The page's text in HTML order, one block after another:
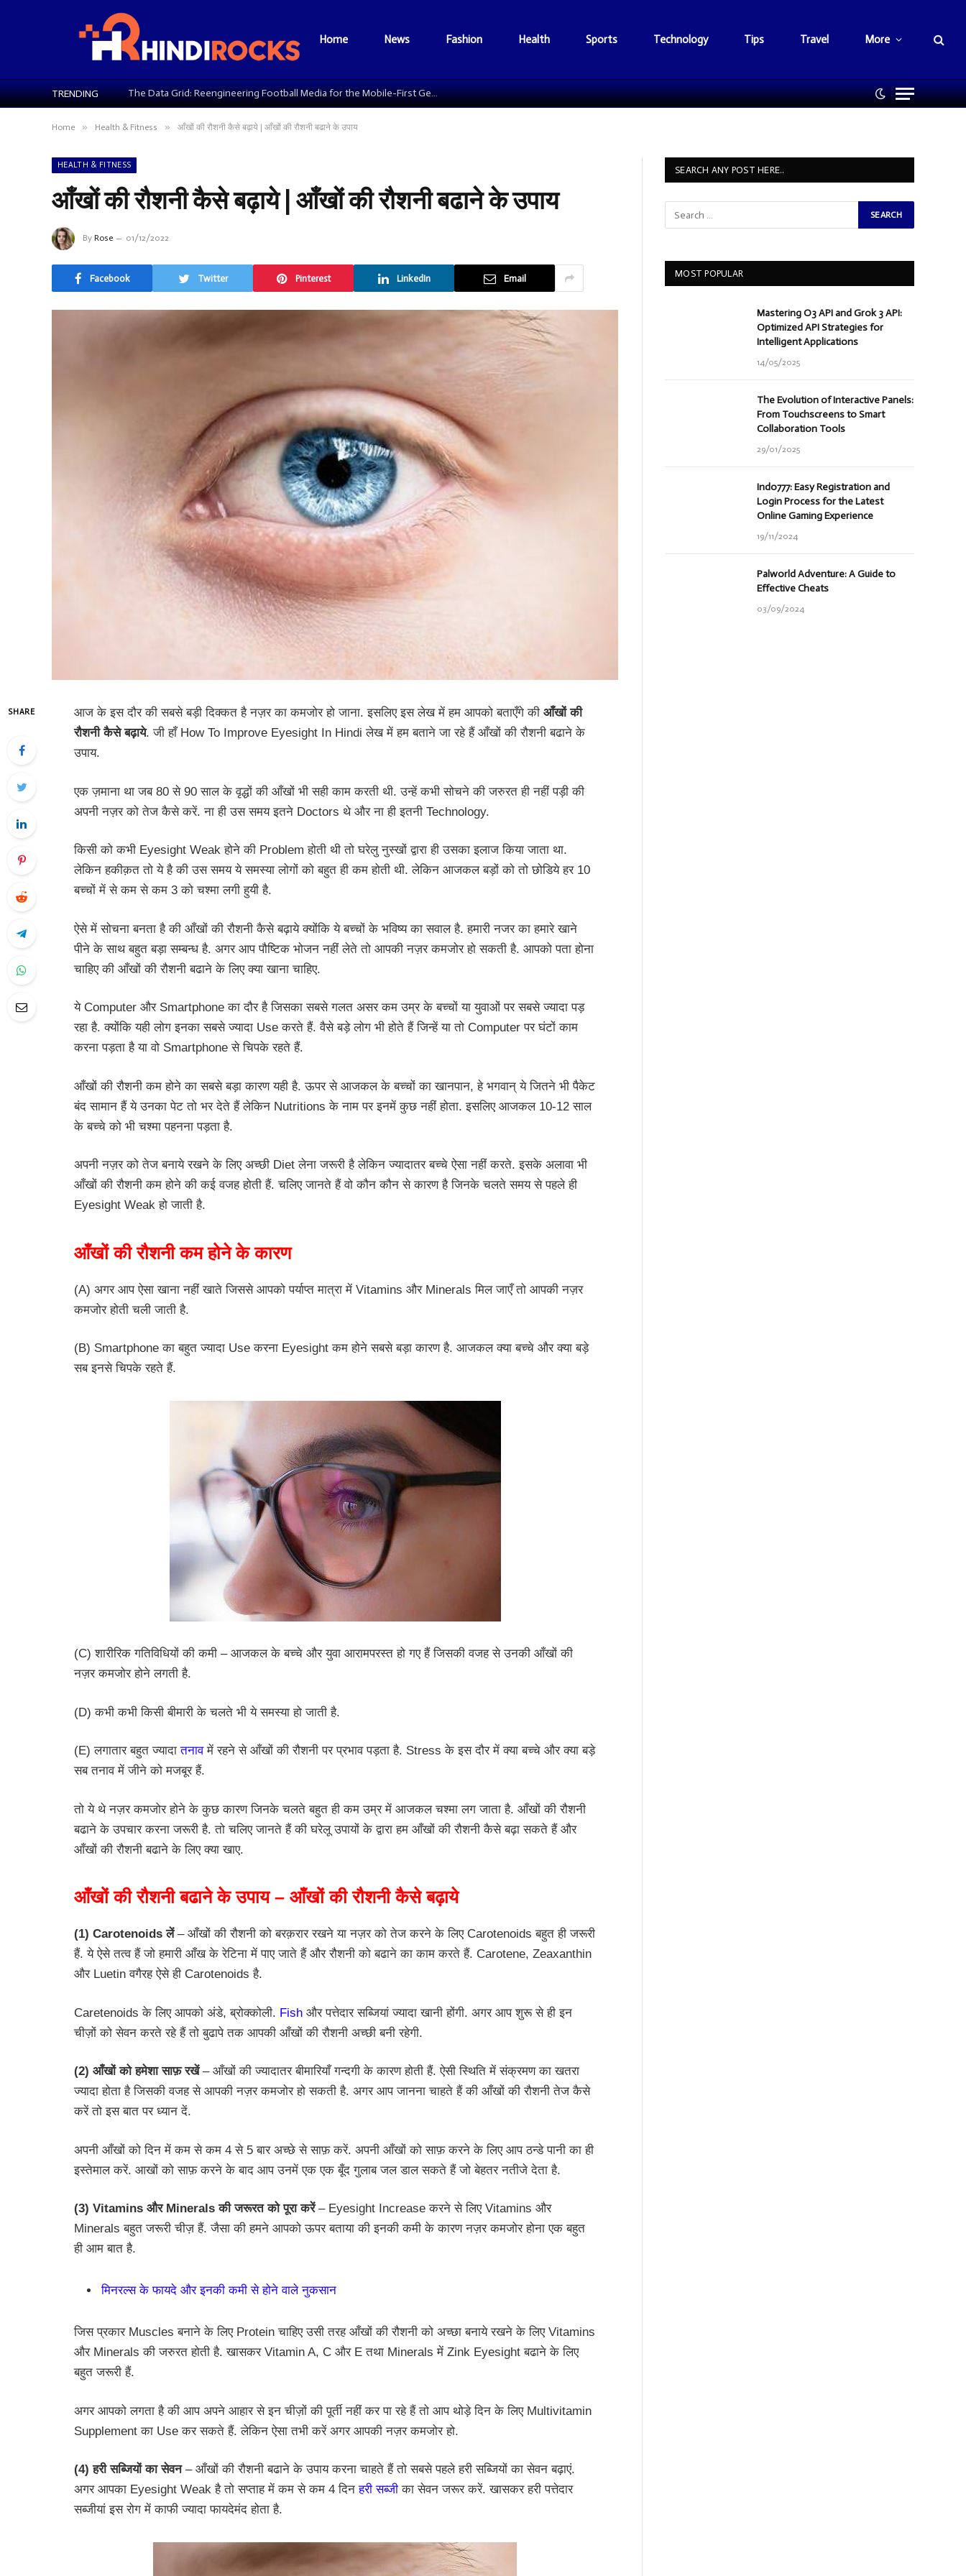
Home News Fashion Health Sports Technology Tips Travel More
TRENDING The Data Grid: Reengineering Football Media for the Mobile-First Generation
Home » Health & Fitness » आँखों की रौशनी कैसे बढ़ाये | आँखों की रौशनी बढाने के उपाय
HEALTH & FITNESS
आँखों की रौशनी कैसे बढ़ाये | आँखों की रौशनी बढाने के उपाय
By Rose 01/12/2022
Facebook Twitter Pinterest LinkedIn Email
SHARE आज के इस दौर की सबसे बड़ी दिक्कत है नज़र का कमजोर हो जाना. इसलिए इस लेख में हम आपको बताएँगे की आँखों की
रौशनी कैसे बढ़ाये. जी हाँ How To Improve Eyesight In Hindi लेख में हम बताने जा रहे हैं आँखों की रौशनी बढाने के
उपाय.
एक ज़माना था जब 80 से 90 साल के वृद्धों की आँखों भी सही काम करती थी. उन्हें कभी सोचने की जरुरत ही नहीं पड़ी की
अपनी नज़र को तेज कैसे करें. ना ही उस समय इतने Doctors थे और ना ही इतनी Technology.
किसी को कभी Eyesight Weak होने की Problem होती थी तो घरेलु नुस्खों द्वारा ही उसका इलाज किया जाता था.
लेकिन हकीक़त तो ये है की उस समय ये समस्या लोगों को बहुत ही कम होती थी. लेकिन आजकल बड़ों को तो छोडिये हर 10
बच्चों में से कम से कम 3 को चश्मा लगी हुयी है.
ऐसे में सोचना बनता है की आँखों की रौशनी कैसे बढ़ाये क्योंकि ये बच्चों के भविष्य का सवाल है. हमारी नजर का हमारे खाने
पीने के साथ बहुत बड़ा सम्बन्ध है. अगर आप पौष्टिक भोजन नहीं लेते तो आपकी नज़र कमजोर हो सकती है. आपको पता होना
चाहिए की आँखों की रौशनी बढाने के लिए क्या खाना चाहिए.
ये Computer और Smartphone का दौर है जिसका सबसे गलत असर कम उम्र के बच्चों या युवाओं पर सबसे ज्यादा पड़
रहा है. क्योंकि यही लोग इनका सबसे ज्यादा Use करते हैं. वैसे बड़े लोग भी होते हैं जिन्हें या तो Computer पर घंटों काम
करना पड़ता है या वो Smartphone से चिपके रहते हैं.
आँखों की रौशनी कम होने का सबसे बड़ा कारण यही है. ऊपर से आजकल के बच्चों का खानपान, हे भगवान् ये जितने भी पैकेट
बंद सामान हैं ये उनका पेट तो भर देते हैं लेकिन Nutritions के नाम पर इनमें कुछ नहीं होता. इसलिए आजकल 10-12 साल
के बच्चे को भी चश्मा पहनना पड़ता है.
अपनी नज़र को तेज बनाये रखने के लिए अच्छी Diet लेना जरूरी है लेकिन ज्यादातर बच्चे ऐसा नहीं करते. इसके अलावा भी
आँखों की रौशनी कम होने की कई वजह होती हैं. चलिए जानते हैं वो कौन कौन से कारण है जिनके चलते समय से पहले ही
Eyesight Weak हो जाती है.
आँखों की रौशनी कम होने के कारण
(A) अगर आप ऐसा खाना नहीं खाते जिससे आपको पर्याप्त मात्रा में Vitamins और Minerals मिल जाएँ तो आपकी नज़र
कमजोर होती चली जाती है.
(B) Smartphone का बहुत ज्यादा Use करना Eyesight कम होने सबसे बड़ा कारण है. आजकल क्या बच्चे और क्या बड़े
सब इनसे चिपके रहते हैं.
(C) शारीरिक गतिविधियों की कमी – आजकल के बच्चे और युवा आरामपरस्त हो गए हैं जिसकी वजह से उनकी आँखों की
नज़र कमजोर होने लगती है.
(D) कभी कभी किसी बीमारी के चलते भी ये समस्या हो जाती है.
(E) लगातार बहुत ज्यादातनावमें रहने से आँखों की रौशनी पर प्रभाव पड़ता है. Stress के इस दौर में क्या बच्चे और क्या बड़े
सब तनाव में जीने को मजबूर हैं.
तो ये थे नज़र कमजोर होने के कुछ कारण जिनके चलते बहुत ही कम उम्र में आजकल चश्मा लग जाता है. आँखों की रौशनी
बढाने के उपचार करना जरूरी है. तो चलिए जानते हैं की घरेलू उपायों के द्वारा हम आँखों की रौशनी कैसे बढ़ा सकते हैं और
आँखों की रौशनी बढाने के लिए क्या खाए.
आँखों की रौशनी बढाने के उपाय – आँखों की रौशनी कैसे बढ़ाये
(1) Carotenoids लें– आँखों की रौशनी को बरक़रार रखने या नज़र को तेज करने के लिए Carotenoids बहुत ही जरूरी
हैं. ये ऐसे तत्व हैं जो हमारी आँख के रेटिना में पाए जाते हैं और रौशनी को बढाने का काम करते हैं. Carotene, Zeaxanthin
और Luetin वगैरह ऐसे ही Carotenoids है.
Caretenoids के लिए आपको अंडे, ब्रोक्कोली. Fish और पत्तेदार सब्जियां ज्यादा खानी होंगी. अगर आप शुरू से ही इन
चीज़ों को सेवन करते रहे हैं तो बुढापे तक आपकी आँखों की रौशनी अच्छी बनी रहेगी.
(2) आँखों को हमेशा साफ़ रखें– आँखों की ज्यादातर बीमारियाँ गन्दगी के कारण होती हैं. ऐसी स्थिति में संक्रमण का खतरा
ज्यादा होता है जिसकी वजह से आपकी नज़र कमजोर हो सकती है. अगर आप जानना चाहते हैं की आँखों की रौशनी तेज कैसे
करें तो इस बात पर ध्यान दें.
अपनी आँखों को दिन में कम से कम 4 से 5 बार अच्छे से साफ़ करें. अपनी आँखों को साफ़ करने के लिए आप ठन्डे पानी का ही
इस्तेमाल करें. आखों को साफ़ करने के बाद आप उनमें एक एक बूँद गुलाब जल डाल सकते हैं जो बेहतर नतीजे देता है.
(3) Vitamins और Minerals की जरूरत को पूरा करें– Eyesight Increase करने से लिए Vitamins और
Minerals बहुत जरूरी चीज़ हैं. जैसा की हमने आपको ऊपर बताया की इनकी कमी के कारण नज़र कमजोर होना एक बहुत
ही आम बात है.
मिनरल्स के फायदे और इनकी कमी से होने वाले नुकसान
जिस प्रकार Muscles बनाने के लिए Protein चाहिए उसी तरह आँखों की रौशनी को अच्छा बनाये रखने के लिए Vitamins
और Minerals की जरुरत होती है. खासकर Vitamin A, C और E तथा Minerals में Zink Eyesight बढाने के लिए
बहुत जरूरी हैं.
अगर आपको लगता है की आप अपने आहार से इन चीज़ों की पूर्ती नहीं कर पा रहे हैं तो आप थोड़े दिन के लिए Multivitamin
Supplement का Use कर सकते हैं. लेकिन ऐसा तभी करें अगर आपकी नज़र कमजोर हो.
(4) हरी सब्जियों का सेवन– आँखों की रौशनी बढाने के उपाय करना चाहते हैं तो सबसे पहले हरी सब्जियों का सेवन बढ़ाएं.
अगर आपका Eyesight Weak है तो सप्ताह में कम से कम 4 दिनहरी सब्जी का सेवन जरूर करें. खासकर हरी पत्तेदार
सब्जीयां इस रोग में काफी ज्यादा फायदेमंद होता है.
SEARCH ANY POST HERE..
MOST POPULAR
Mastering O3 API and Grok 3 API:
Optimized API Strategies for
Intelligent Applications
14/05/2025
The Evolution of Interactive Panels:
From Touchscreens to Smart
Collaboration Tools
29/01/2025
Indo777: Easy Registration and
Login Process for the Latest
Online Gaming Experience
19/11/2024
Palworld Adventure: A Guide to
Effective Cheats
03/09/2024